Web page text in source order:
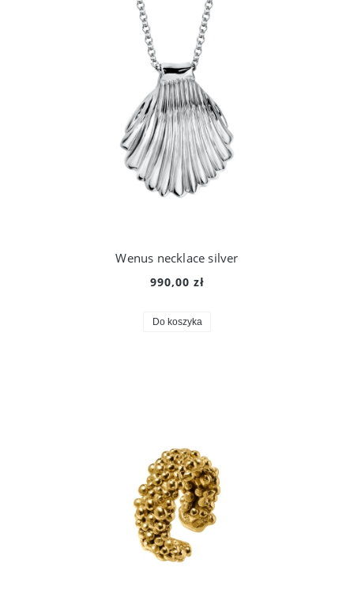
Wenus necklace silver
990,00 zł
Do koszyka